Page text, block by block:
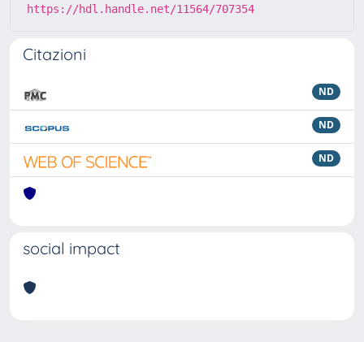
https://hdl.handle.net/11564/707354
Citazioni
ND
ND
ND
social impact